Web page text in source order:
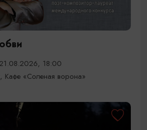
18:00
Кафе «Соленая ворона»